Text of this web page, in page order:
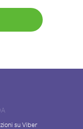
su Viber